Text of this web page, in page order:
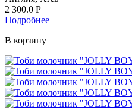
2 300.0 Р
Подробнее
В корзину